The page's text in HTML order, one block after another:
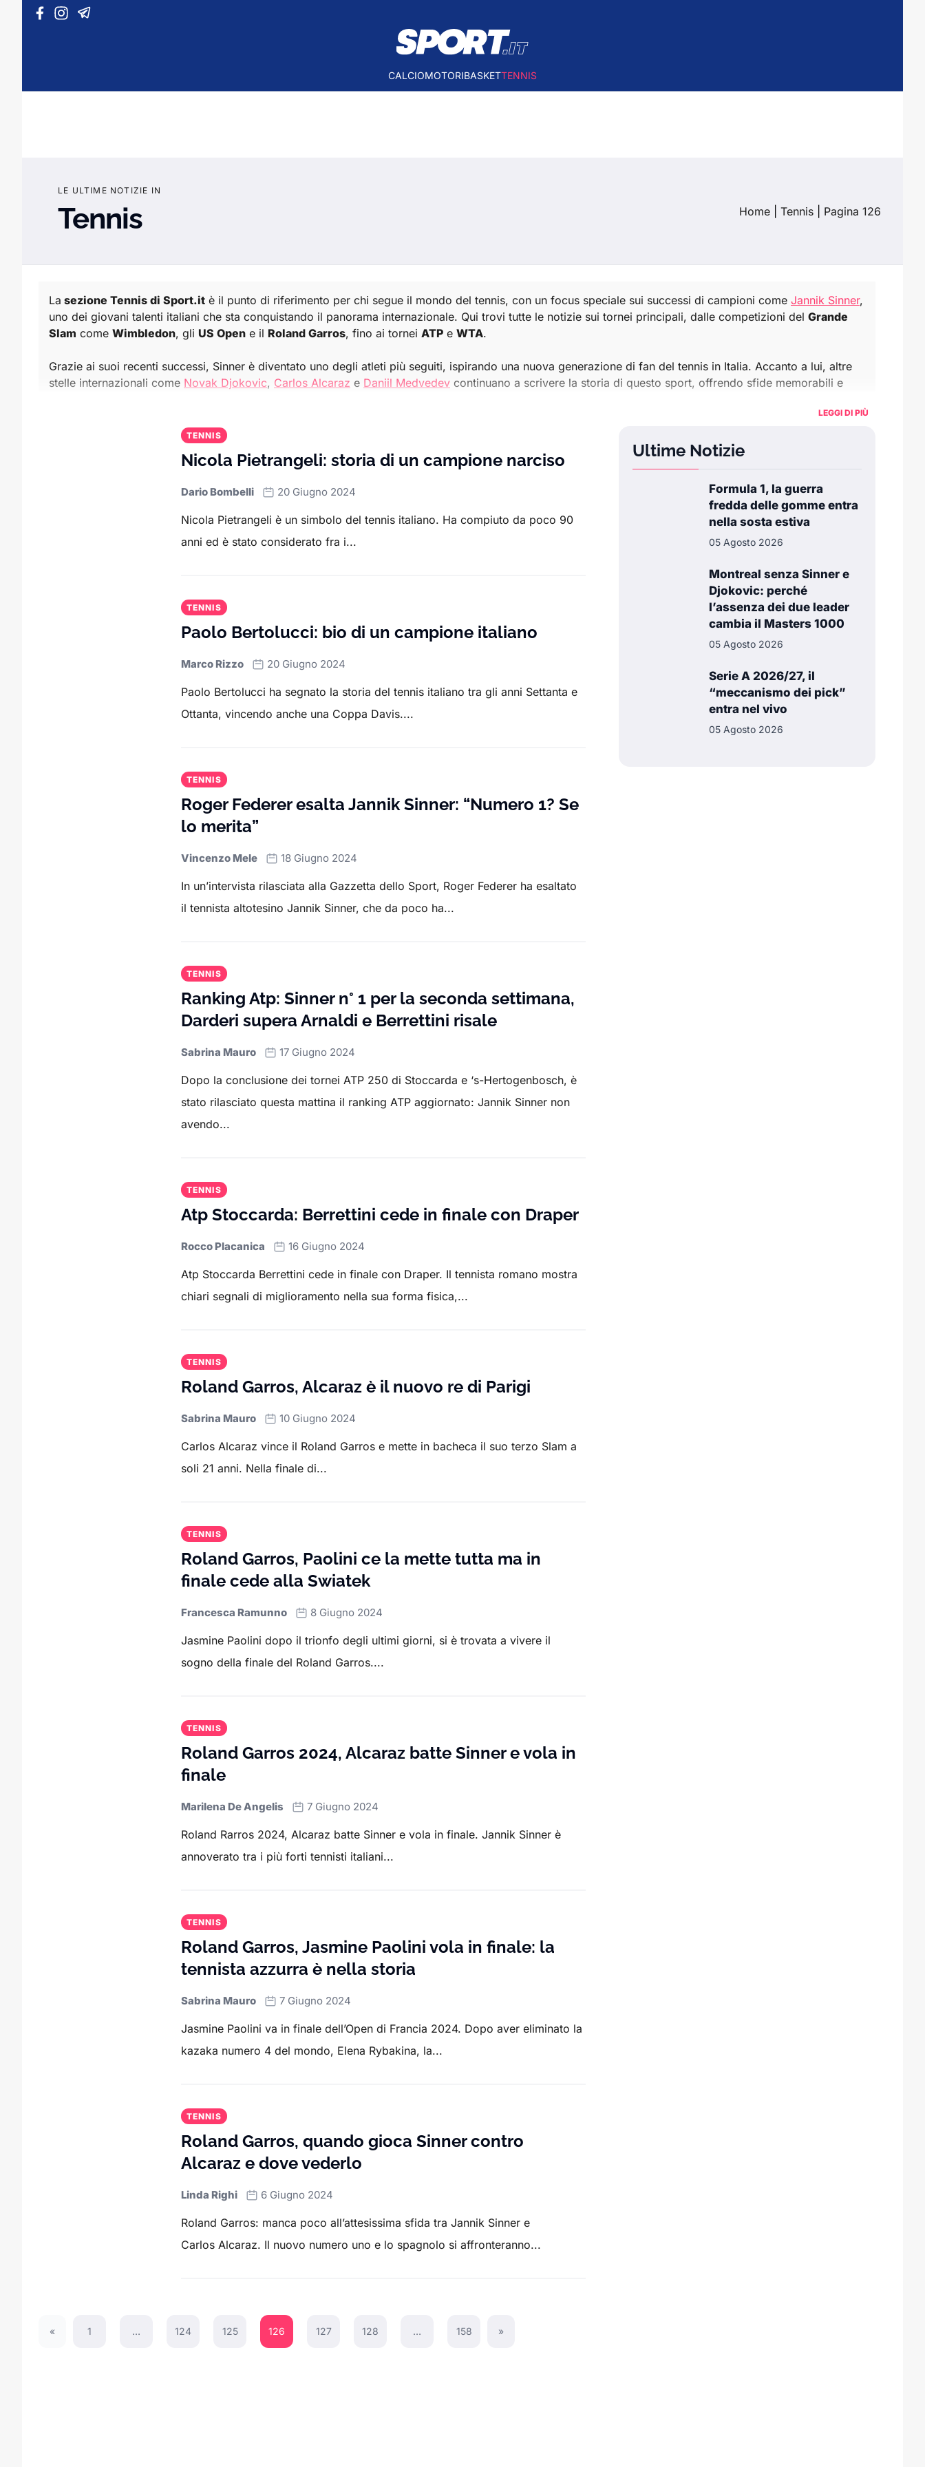
Vai al contenuto
CALCIOMOTORIBASKETTENNIS
LE ULTIME NOTIZIE IN
Tennis Home Tennis Pagina 126
La sezione Tennis di Sport.it è il punto di riferimento per chi segue il mondo del tennis, con un focus speciale sui successi di campioni come Jannik Sinner,
uno dei giovani talenti italiani che sta conquistando il panorama internazionale. Qui trovi tutte le notizie sui tornei principali, dalle competizioni del Grande
Slam come Wimbledon, gli US Open e il Roland Garros, fino ai tornei ATP e WTA.
Grazie ai suoi recenti successi, Sinner è diventato uno degli atleti più seguiti, ispirando una nuova generazione di fan del tennis in Italia. Accanto a lui, altre
stelle internazionali come Novak Djokovic, Carlos Alcaraz e Daniil Medvedev continuano a scrivere la storia di questo sport, offrendo sfide memorabili e
In questa sezione trovi anche tutte le
. Gli appassionati possono seguire ogni fase delle stagioni tennistiche, con articoli approfonditi sui tornei più importanti, i
che infiammano il circuito.
Sport.it offre una copertura completa per chi vuole essere aggiornato sul mondo del tennis, con un occhio particolare ai talenti italiani e alle competizioni
Che tu sia interessato agli ultimi successi di Sinner o alle grandi sfide globali, la sezione Tennis di Sport.it è il posto giusto per restare informato.
LEGGI DI PIÙ
TENNIS
Nicola Pietrangeli: storia di un campione narciso
Dario Bombelli 20 Giugno 2024
Nicola Pietrangeli è un simbolo del tennis italiano. Ha compiuto da poco 90
anni ed è stato considerato fra i...
TENNIS
Paolo Bertolucci: bio di un campione italiano
Marco Rizzo 20 Giugno 2024
Paolo Bertolucci ha segnato la storia del tennis italiano tra gli anni Settanta e
Ottanta, vincendo anche una Coppa Davis....
TENNIS
Roger Federer esalta Jannik Sinner: “Numero 1? Se
lo merita”
Vincenzo Mele 18 Giugno 2024
In un’intervista rilasciata alla Gazzetta dello Sport, Roger Federer ha esaltato
il tennista altotesino Jannik Sinner, che da poco ha...
TENNIS
Ranking Atp: Sinner n° 1 per la seconda settimana,
Darderi supera Arnaldi e Berrettini risale
Sabrina Mauro 17 Giugno 2024
Dopo la conclusione dei tornei ATP 250 di Stoccarda e ‘s-Hertogenbosch, è
stato rilasciato questa mattina il ranking ATP aggiornato: Jannik Sinner non
avendo...
TENNIS
Atp Stoccarda: Berrettini cede in finale con Draper
Rocco Placanica 16 Giugno 2024
Atp Stoccarda Berrettini cede in finale con Draper. Il tennista romano mostra
chiari segnali di miglioramento nella sua forma fisica,...
TENNIS
Roland Garros, Alcaraz è il nuovo re di Parigi
Sabrina Mauro 10 Giugno 2024
Carlos Alcaraz vince il Roland Garros e mette in bacheca il suo terzo Slam a
soli 21 anni. Nella finale di...
TENNIS
Roland Garros, Paolini ce la mette tutta ma in
finale cede alla Swiatek
Francesca Ramunno 8 Giugno 2024
Jasmine Paolini dopo il trionfo degli ultimi giorni, si è trovata a vivere il
sogno della finale del Roland Garros....
TENNIS
Roland Garros 2024, Alcaraz batte Sinner e vola in
finale
Marilena De Angelis 7 Giugno 2024
Roland Rarros 2024, Alcaraz batte Sinner e vola in finale. Jannik Sinner è
annoverato tra i più forti tennisti italiani...
TENNIS
Roland Garros, Jasmine Paolini vola in finale: la
tennista azzurra è nella storia
Sabrina Mauro 7 Giugno 2024
Jasmine Paolini va in finale dell’Open di Francia 2024. Dopo aver eliminato la
kazaka numero 4 del mondo, Elena Rybakina, la...
TENNIS
Roland Garros, quando gioca Sinner contro
Alcaraz e dove vederlo
Linda Righi 6 Giugno 2024
Roland Garros: manca poco all’attesissima sfida tra Jannik Sinner e
Carlos Alcaraz. Il nuovo numero uno e lo spagnolo si affronteranno...
«
Previous Page
1 … 124 125 126 127 128 … 158 Next Page
»
Ultime Notizie
Formula 1, la guerra
fredda delle gomme entra
nella sosta estiva
05 Agosto 2026
Montreal senza Sinner e
Djokovic: perché
l’assenza dei due leader
cambia il Masters 1000
05 Agosto 2026
Serie A 2026/27, il
“meccanismo dei pick”
entra nel vivo
05 Agosto 2026